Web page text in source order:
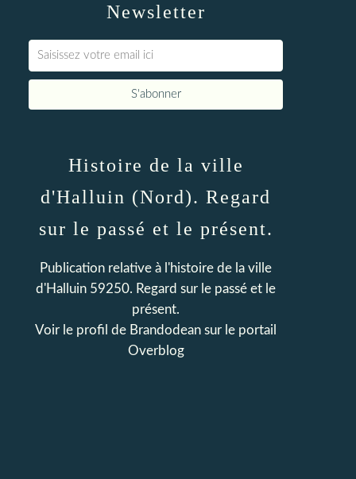
Newsletter
Histoire de la ville
d'Halluin (Nord). Regard
sur le passé et le présent.
Publication relative à l'histoire de la ville
d'Halluin 59250. Regard sur le passé et le
présent.
Voir le profil de Brandodean sur le portail
Overblog